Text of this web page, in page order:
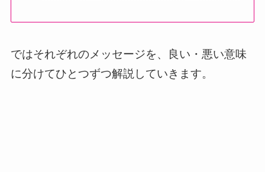
ではそれぞれのメッセージを、良い・悪い意味
に分けてひとつずつ解説していきます。